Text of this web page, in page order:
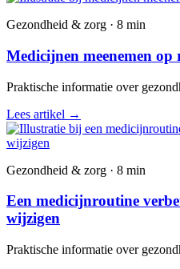
Gezondheid & zorg · 8 min
Medicijnen meenemen op
Praktische informatie over
Lees artikel →
Gezondheid & zorg · 8 min
Een medicijnroutine
wijzigen
Praktische informatie over